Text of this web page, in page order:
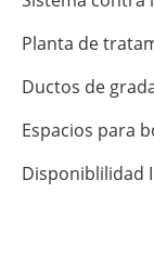
Planta de
Ductos de
Espacios para
Disponiblilidad